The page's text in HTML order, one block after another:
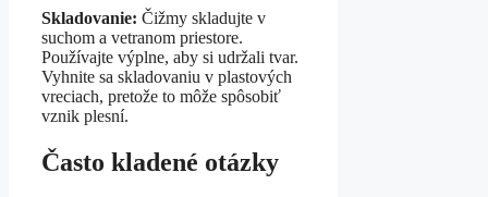
Skladovanie: Čižmy skladujte v
suchom a vetranom priestore.
Používajte výplne, aby si udržali tvar.
Vyhnite sa skladovaniu v plastových
vreciach, pretože to môže spôsobiť
vznik plesní.
Často kladené otázky